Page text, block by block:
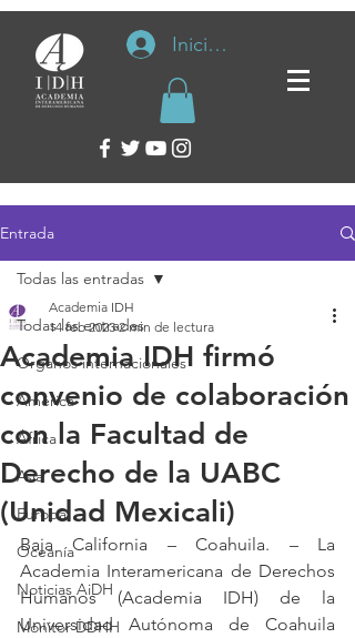
Iniciar sesión
Entrada
Todas las entradas
Organos internacionales
América
África
Asia
Europa
Oceanía
Noticias AiDH
Monitor DDHH
Todas las entradas
Academia IDH firmó
convenio de colaboración
con la Facultad de
Derecho de la UABC
(Unidad Mexicali)
Academia IDH
14 feb 2023 2 min de lectura
Baja California – Coahuila. – La
Academia Interamericana de Derechos
Humanos (Academia IDH) de la
Universidad Autónoma de Coahuila